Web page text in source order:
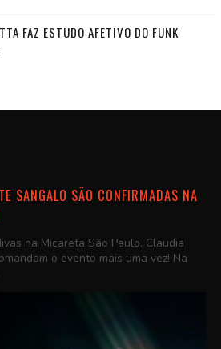
FAZ ESTUDO AFETIVO DO FUNK
SANGALO SÃO CONFIRMADAS NA
na Micareta São Paulo. Claudia
o evento mais uma vez! Na